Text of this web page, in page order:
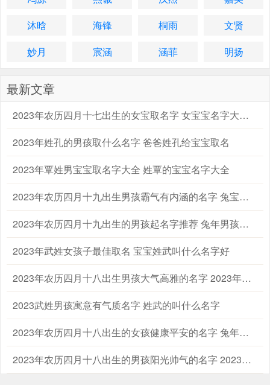
沐晗
海锋 桐雨
文贤
妙月
宸涵 涵菲 明扬
最新文章
2023年农历四月十七出生的女宝取名字 女宝宝名字大全2023属兔
2023年姓孔的男孩取什么名字 爸爸姓孔给宝宝取名
2023年覃姓男宝宝取名字大全 姓覃的宝宝名字大全
2023年农历四月十九出生男孩霸气有内涵的名字 兔宝宝起名字大全男孩生辰八字起名
2023年农历四月十九出生的男孩起名字推荐 兔年男孩名字2023年名字大全
2023年武姓女孩子最佳取名 宝宝姓武叫什么名字好
2023年农历四月十八出生男孩大气高雅的名字 2023年男孩姓名大全
2023武姓男孩寓意有气质名字 姓武的叫什么名字
2023年农历四月十八出生的女孩健康平安的名字 兔年出生适合女孩子的名字
2023年农历四月十八出生的男孩阳光帅气的名字 2023兔年最好的男孩名字大全